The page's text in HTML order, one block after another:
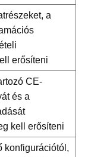
a
erősíteni
CE-
és a
kell erősíteni
konfigurációtól,